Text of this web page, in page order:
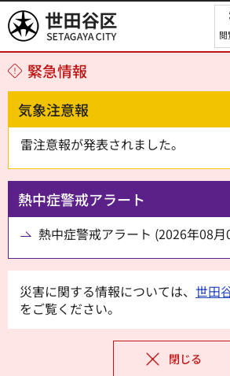
世田谷区
緊急情報
気象注意報
雷注意報が発表されました。
熱中症警戒アラート
熱中症警戒アラート (2026年08
災害に関する情報については、 世田
をご覧ください。
閉じる